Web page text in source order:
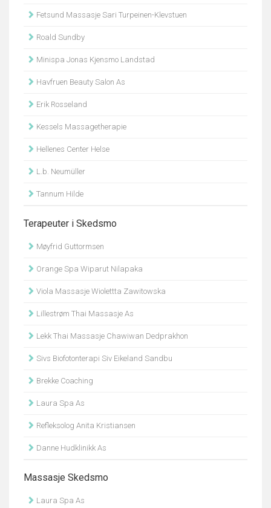
Fetsund Massasje Sari Turpeinen-Klevstuen
Roald Sundby
Minispa Jonas Kjensmo Landstad
Havfruen Beauty Salon As
Erik Rosseland
Kessels Massagetherapie
Hellenes Center Helse
L.b. Neumüller
Tannum Hilde
Terapeuter i Skedsmo
Møyfrid Guttormsen
Orange Spa Wiparut Nilapaka
Viola Massasje Wiolettta Zawitowska
Lillestrøm Thai Massasje As
Lekk Thai Massasje Chawiwan Dedprakhon
Sivs Biofotonterapi Siv Eikeland Sandbu
Brekke Coaching
Laura Spa As
Refleksolog Anita Kristiansen
Danne Hudklinikk As
Massasje Skedsmo
Laura Spa As